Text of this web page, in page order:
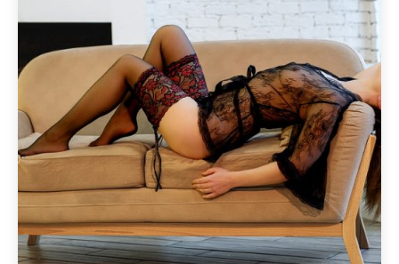
Geschrieben von
Redaktion Immofragen Bezirke: Mistelbach + Melk